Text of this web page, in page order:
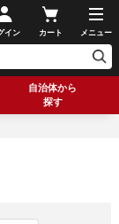
イン カート メニュー
自治体から
探す